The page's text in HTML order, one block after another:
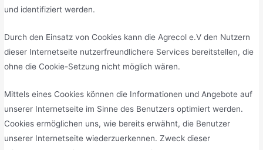
und identifiziert werden.
Durch den Einsatz von Cookies kann die Agrecol e.V den Nutzern
dieser Internetseite nutzerfreundlichere Services bereitstellen, die
ohne die Cookie-Setzung nicht möglich wären.
Mittels eines Cookies können die Informationen und Angebote auf
unserer Internetseite im Sinne des Benutzers optimiert werden.
Cookies ermöglichen uns, wie bereits erwähnt, die Benutzer
unserer Internetseite wiederzuerkennen. Zweck dieser